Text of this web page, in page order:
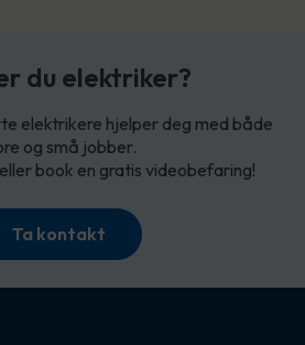
du elektriker?
elektrikere hjelper deg med både
og små jobber.
book en gratis videobefaring!
Ta kontakt